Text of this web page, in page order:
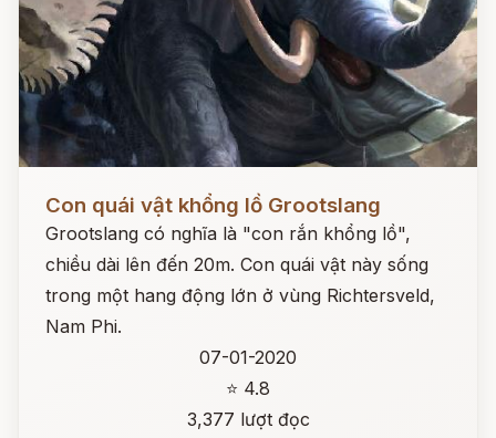
Con quái vật khổng lồ Grootslang
Grootslang có nghĩa là "con rắn khổng lồ",
chiều dài lên đến 20m. Con quái vật này sống
trong một hang động lớn ở vùng Richtersveld,
Nam Phi.
07-01-2020
⭐ 4.8
3,377 lượt đọc